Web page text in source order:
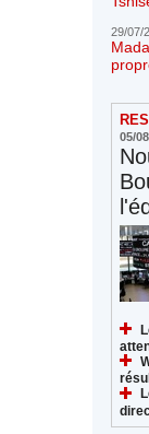
29/07/
05/